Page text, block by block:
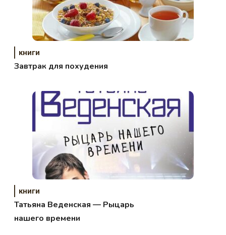
книги
Завтрак для похудения
книги
Татьяна Веденская — Рыцарь
нашего времени